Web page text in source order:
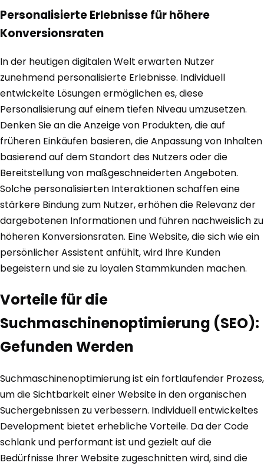
Personalisierte Erlebnisse für höhere
Konversionsraten
In der heutigen digitalen Welt erwarten Nutzer
zunehmend personalisierte Erlebnisse. Individuell
entwickelte Lösungen ermöglichen es, diese
Personalisierung auf einem tiefen Niveau umzusetzen.
Denken Sie an die Anzeige von Produkten, die auf
früheren Einkäufen basieren, die Anpassung von Inhalten
basierend auf dem Standort des Nutzers oder die
Bereitstellung von maßgeschneiderten Angeboten.
Solche personalisierten Interaktionen schaffen eine
stärkere Bindung zum Nutzer, erhöhen die Relevanz der
dargebotenen Informationen und führen nachweislich zu
höheren Konversionsraten. Eine Website, die sich wie ein
persönlicher Assistent anfühlt, wird Ihre Kunden
begeistern und sie zu loyalen Stammkunden machen.
Vorteile für die
Suchmaschinenoptimierung (SEO):
Gefunden Werden
Suchmaschinenoptimierung ist ein fortlaufender Prozess,
um die Sichtbarkeit einer Website in den organischen
Suchergebnissen zu verbessern. Individuell entwickeltes
Development bietet erhebliche Vorteile. Da der Code
schlank und performant ist und gezielt auf die
Bedürfnisse Ihrer Website zugeschnitten wird, sind die